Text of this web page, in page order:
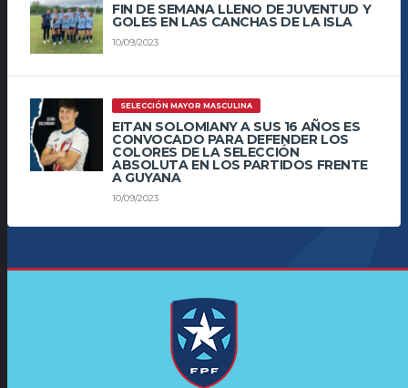
FIN DE SEMANA LLENO DE JUVENTUD Y
GOLES EN LAS CANCHAS DE LA ISLA
10/09/2023
SELECCIÓN MAYOR MASCULINA
EITAN SOLOMIANY A SUS 16 AÑOS ES
CONVOCADO PARA DEFENDER LOS
COLORES DE LA SELECCIÓN
ABSOLUTA EN LOS PARTIDOS FRENTE
A GUYANA
10/09/2023